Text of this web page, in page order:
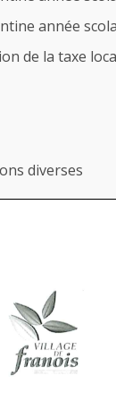
année
de la taxe
diverses